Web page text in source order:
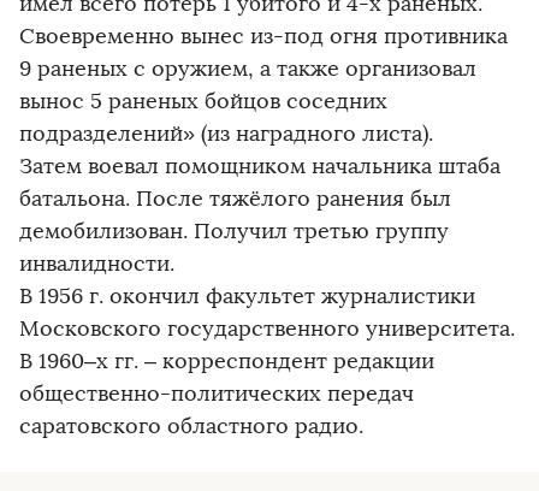
Своевременно вынес из-под огня противника
9 раненых с оружием, а также организовал
вынос 5 раненых бойцов соседних
подразделений» (из наградного листа).
Затем воевал помощником начальника штаба
батальона. После тяжёлого ранения был
демобилизован. Получил третью группу
инвалидности.
В 1956 г. окончил факультет журналистики
Московского государственного университета.
В 1960–х гг. – корреспондент редакции
общественно-политических передач
саратовского областного радио.